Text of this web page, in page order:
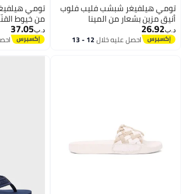
تومي هيلفيغر شبشب فليب فلوب
أنيق مزين بشعار من المينا
د.ب‏26.92
احصل عليه خلال 12 - 13
تومي
من خيوط
معدنية
د.ب‏37.05